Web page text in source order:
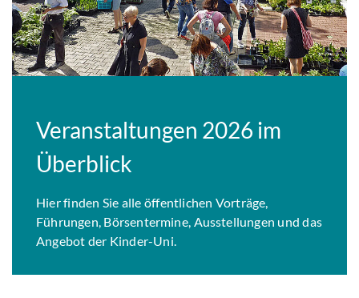
Veranstaltungen 2026 im
Überblick
Hier finden Sie alle öffentlichen Vorträge,
Führungen, Börsentermine, Ausstellungen und das
Angebot der Kinder-Uni.